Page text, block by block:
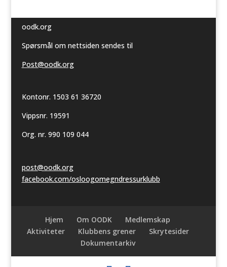
oodk.org
Spørsmål om nettsiden sendes til
Post@oodk.org
Kontonr. 1503 61 36720
Vippsnr. 19591
Org. nr. 990 109 044
post@oodk.org
facebook.com/osloogomegndressurklubb
Hjem Om OODK
Medlemskap
Aktiviteter
Klubbens grener
Skrytesider
Dokumentarkiv